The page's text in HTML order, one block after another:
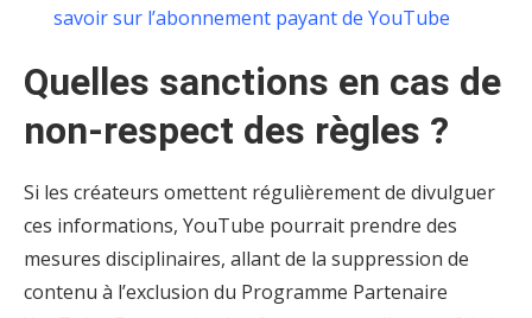
savoir sur l’abonnement payant de YouTube
Quelles sanctions en cas de
non-respect des règles ?
Si les créateurs omettent régulièrement de divulguer
ces informations, YouTube pourrait prendre des
mesures disciplinaires, allant de la suppression de
contenu à l’exclusion du Programme Partenaire